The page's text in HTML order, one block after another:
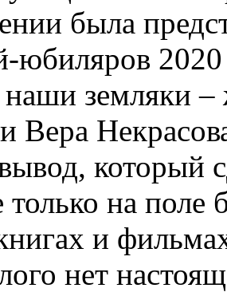
была
юбиляров
наши земляки
Вера
который
на поле
и
нет